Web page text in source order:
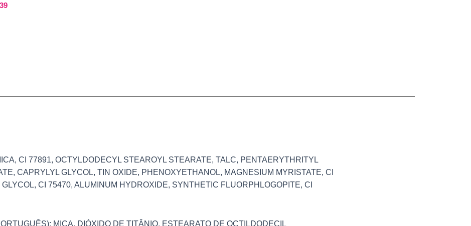
CI 77891, OCTYLDODECYL STEAROYL STEARATE, TALC, PENTAERYTHRITYL
CAPRYLYL GLYCOL, TIN OXIDE, PHENOXYETHANOL, MAGNESIUM MYRISTATE, CI
CI 75470, ALUMINUM HYDROXIDE, SYNTHETIC FLUORPHLOGOPITE, CI
MICA, DIÓXIDO DE TITÂNIO, ESTEARATO DE OCTILDODECIL